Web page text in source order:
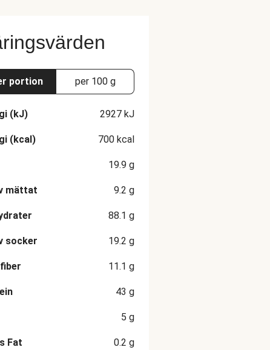
portion per 100 g
(kJ) 2927 kJ
(kcal) 700 kcal
19.9 g
mättat 9.2 g
88.1 g
socker 19.2 g
11.1 g
43 g
5 g
Fat 0.2 g